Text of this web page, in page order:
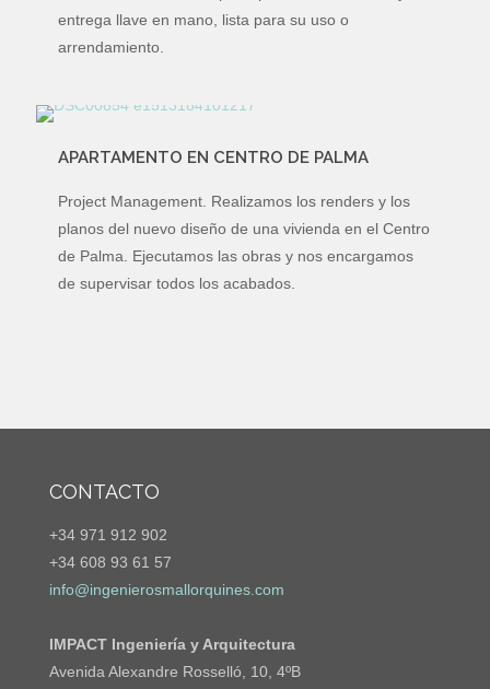
entrega llave en mano, lista para su uso o
arrendamiento.
APARTAMENTO EN CENTRO DE PALMA
Project Management. Realizamos los renders y los
planos del nuevo diseño de una vivienda en el Centro
de Palma. Ejecutamos las obras y nos encargamos
de supervisar todos los acabados.
CONTACTO
+34 971 912 902
+34 608 93 61 57
info@ingenierosmallorquines.com
IMPACT Ingeniería y Arquitectura
Avenida Alexandre Rosselló, 10, 4ºB